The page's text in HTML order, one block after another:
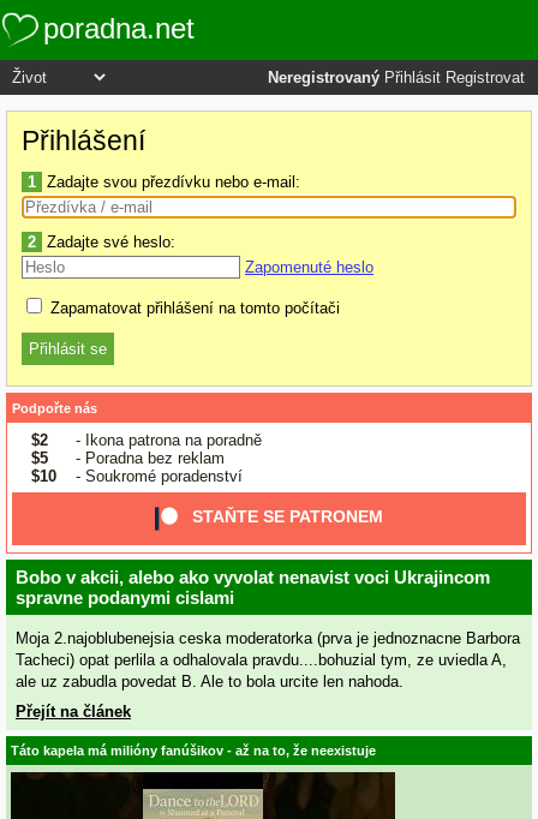
poradna.net
Neregistrovaný Přihlásit Registrovat
Přihlášení
1 Zadajte svou přezdívku nebo e-mail:
2 Zadajte své heslo:
Zapomenuté heslo
Zapamatovat přihlášení na tomto počítači
Podpořte nás
$2
- Ikona patrona na poradně
$5
- Poradna bez reklam
$10
- Soukromé poradenství
STAŇTE SE PATRONEM
Bobo v akcii, alebo ako vyvolat nenavist voci Ukrajincom
spravne podanymi cislami
Moja 2.najoblubenejsia ceska moderatorka (prva je jednoznacne Barbora
Tacheci) opat perlila a odhalovala pravdu....bohuzial tym, ze uviedla A,
ale uz zabudla povedat B. Ale to bola urcite len nahoda.
Přejít na článek
Táto kapela má milióny fanúšikov - až na to, že neexistuje